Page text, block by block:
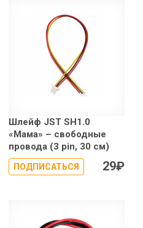
Шлейф JST SH1.0
«Мама» – свободные
провода (3 pin, 30 см)
ПОДПИСАТЬСЯ 29₽